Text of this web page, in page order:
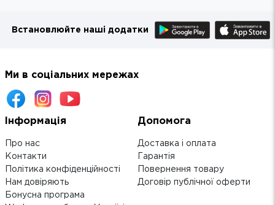
Встановлюйте наші додатки
Ми в соціальних мережах
Інформація
Про нас
Контакти
Політика конфіденційності
Нам довіряють
Бонусна програма
Допомога
Доставка і оплата
Гарантія
Повернення товару
Договір публічної оферти